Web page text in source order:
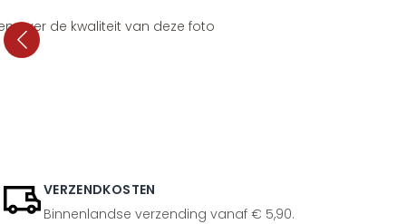
over de kwaliteit van deze foto
VERZENDKOSTEN
Binnenlandse verzending vanaf € 5,90.